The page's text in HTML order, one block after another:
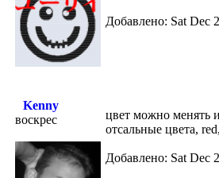
Добавлено: Sat Dec
Kenny
воскрес
цвет можно менять
отсальные цвета,
Добавлено: Sat Dec